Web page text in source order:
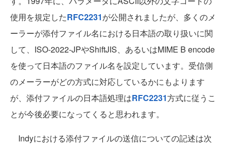
使用を規定したRFC2231が公開されましたが、多くのメ
ーラーが添付ファイル名における日本語の取り扱いに関
して、ISO-2022-JPやShiftJIS、あるいはMIME B encode
を使って日本語のファイル名を設定しています。受信側
のメーラーがどの方式に対応しているかにもよります
が、添付ファイルの日本語処理はRFC2231方式に従うこ
とが今後必要になってくると思われます。
Indyにおける添付ファイルの送信についての記述は次